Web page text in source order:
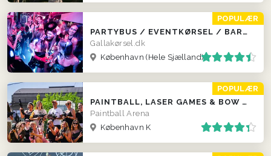
POPULÆR
PARTYBUS / EVENTKØRSEL / BARBUS
Gallakørsel.dk
København(Hele Sjælland)
POPULÆR
PAINTBALL, LASER GAMES & BOW COMBAT
Paintball Arena
København K